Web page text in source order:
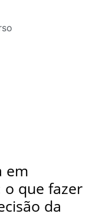
em
o que fazer
da